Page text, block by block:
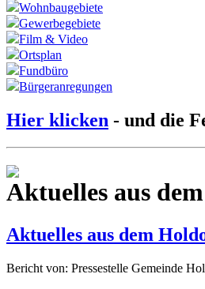
Wohnbaugebiete
Gewerbegebiete
Film & Video
Ortsplan
Fundbüro
Bürgeranregungen
Hier klicken - und die
Aktuelles aus
Aktuelles aus dem
Bericht von: Pressestelle Gemeinde